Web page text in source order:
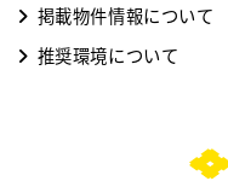
掲載物件情報について
推奨環境について